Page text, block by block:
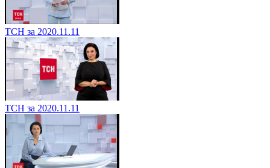
ТСН за 2020.11.11
ТСН за 2020.11.11